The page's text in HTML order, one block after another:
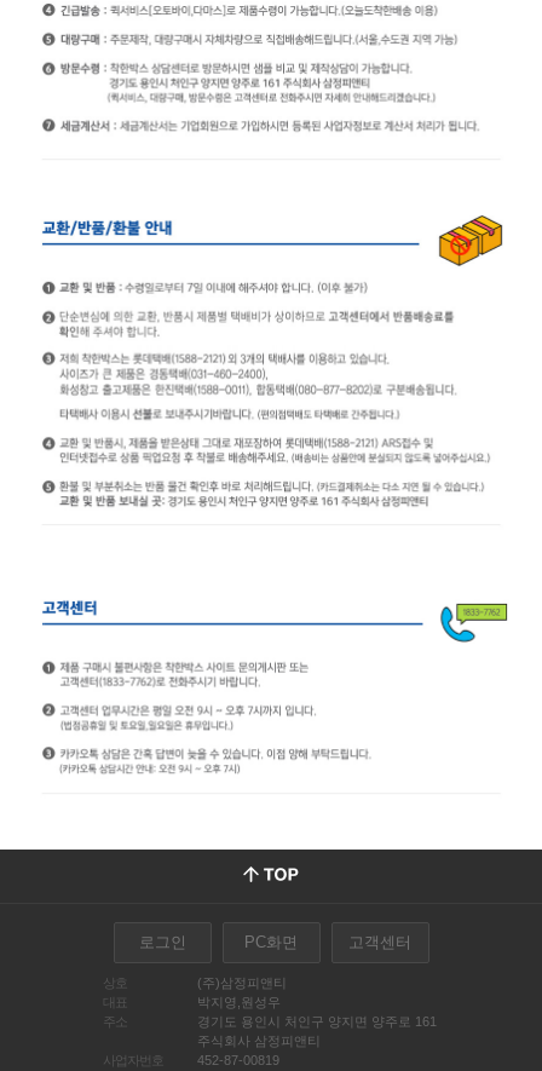
로그인 PC화면 고객센터
상호
(주)삼정피앤티
대표
박지영,원성우
주소
경기도 용인시 처인구 양지면 양주로 161
주식회사 삼정피앤티
사업자번호
452-87-00819